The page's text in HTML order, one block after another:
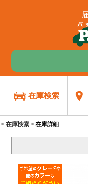
在庫検索
在庫検索 在庫詳細